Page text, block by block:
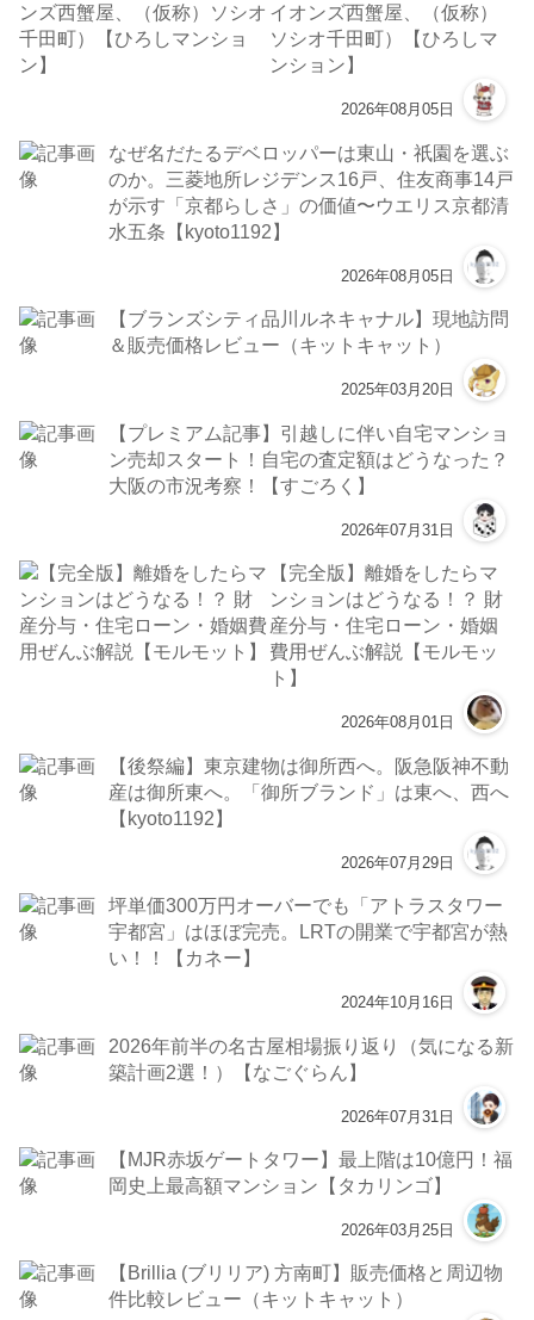
イオンズ西蟹屋、（仮称）
ソシオ千田町）【ひろしマ
ンション】
2026年08月05日
なぜ名だたるデベロッパーは東山・祇園を選ぶ
のか。三菱地所レジデンス16戸、住友商事14戸
が示す「京都らしさ」の価値〜ウエリス京都清
水五条【kyoto1192】
2026年08月05日
【ブランズシティ品川ルネキャナル】現地訪問
＆販売価格レビュー（キットキャット）
2025年03月20日
【プレミアム記事】引越しに伴い自宅マンショ
ン売却スタート！自宅の査定額はどうなった？
大阪の市況考察！【すごろく】
2026年07月31日
【完全版】離婚をしたらマ
ンションはどうなる！？ 財
産分与・住宅ローン・婚姻
費用ぜんぶ解説【モルモッ
ト】
2026年08月01日
【後祭編】東京建物は御所西へ。阪急阪神不動
産は御所東へ。「御所ブランド」は東へ、西へ
【kyoto1192】
2026年07月29日
坪単価300万円オーバーでも「アトラスタワー
宇都宮」はほぼ完売。LRTの開業で宇都宮が熱
い！！【カネー】
2024年10月16日
2026年前半の名古屋相場振り返り（気になる新
築計画2選！）【なごぐらん】
2026年07月31日
【MJR赤坂ゲートタワー】最上階は10億円！福
岡史上最高額マンション【タカリンゴ】
2026年03月25日
【Brillia (ブリリア) 方南町】販売価格と周辺物
件比較レビュー（キットキャット）